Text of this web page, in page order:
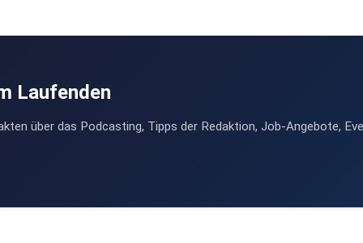
Laufenden
über das Podcasting, Tipps der Redaktion, Job-Angebote,